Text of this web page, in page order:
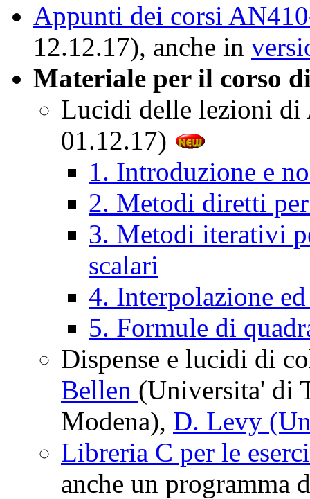
Appunti dei corsi
12.12.17), anche in
Materiale per il corso
Lucidi delle lezioni di
01.12.17)
1. Introduzione e
2. Metodi diretti
3. Metodi iterativi
scalari
4. Interpolazione
5. Formule di
Dispense e lucidi di
Bellen (Universita' di
Modena), D. Levy
Libreria C per le
anche un programma